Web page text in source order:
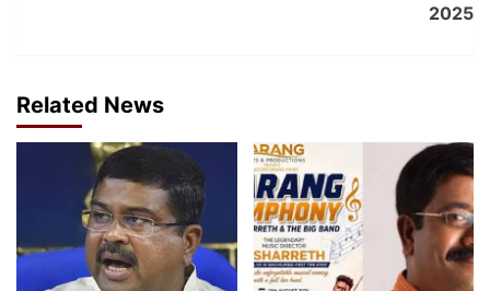
2025
Related News